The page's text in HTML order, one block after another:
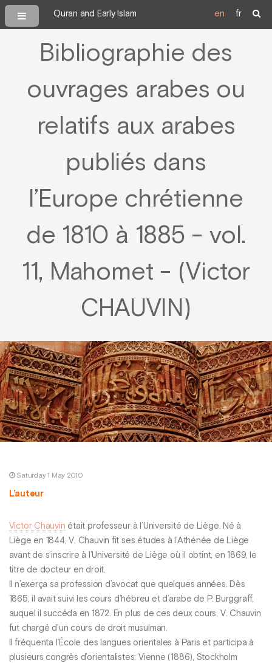
Quran and Early Islam en fr
Bibliographie des
ouvrages arabes ou
relatifs aux arabes
publiés dans
l’Europe chrétienne
de 1810 à 1885 - vol.
11, Mahomet - (Victor
CHAUVIN)
Saturday 1 May 2010
L’auteur
Victor Chauvin était professeur à l’Université de Liège. Né à
Liège en 1844, V. Chauvin fit ses études à l’Athénée de Liège
avant de s’inscrire à l’Université de Liège où il obtint, en 1869, le
titre de docteur en droit.
Il n’exerça sa profession d’avocat que quelques années. Dès
1865, il avait suivi les cours d’hébreu et d’arabe de P. Burggraff,
auquel il succéda en 1872. En plus de ces deux cours, V. Chauvin
fut chargé d’un cours de droit musulman.
Il fréquenta l’École des langues orientales à Paris et participa à
plusieurs congrès d’orientalistes: Vienne (1886), Stockholm